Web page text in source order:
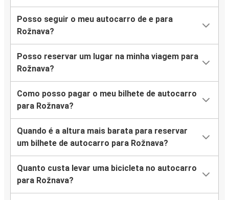
Posso seguir o meu autocarro de e para
Rožnava?
Posso reservar um lugar na minha viagem para
Rožnava?
Como posso pagar o meu bilhete de autocarro
para Rožnava?
Quando é a altura mais barata para reservar
um bilhete de autocarro para Rožnava?
Quanto custa levar uma bicicleta no autocarro
para Rožnava?